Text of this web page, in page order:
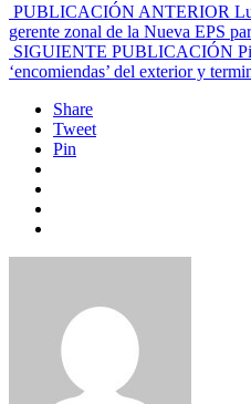
PUBLICACIÓN ANTERIOR
gerente zonal de la Nueva EPS
SIGUIENTE PUBLICACIÓN
‘encomiendas’ del exterior y
Share
Tweet
Pin